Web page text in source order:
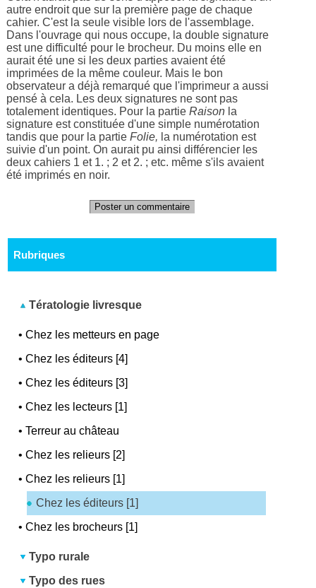
autre endroit que sur la première page de chaque
cahier. C'est la seule visible lors de l'assemblage.
Dans l'ouvrage qui nous occupe, la double signature
est une difficulté pour le brocheur. Du moins elle en
aurait été une si les deux parties avaient été
imprimées de la même couleur. Mais le bon
observateur a déjà remarqué que l'imprimeur a aussi
pensé à cela. Les deux signatures ne sont pas
totalement identiques. Pour la partieRaison la
signature est constituée d'une simple numérotation
tandis que pour la partieFolie, la numérotation est
suivie d'un point. On aurait pu ainsi différencier les
deux cahiers 1 et 1. ; 2 et 2. ; etc. même s'ils avaient
été imprimés en noir.
Poster un commentaire
Rubriques
Tératologie livresque
•Chez les metteurs en page
•Chez les éditeurs [4]
•Chez les éditeurs [3]
•Chez les lecteurs [1]
•Terreur au château
•Chez les relieurs [2]
•Chez les relieurs [1]
Chez les éditeurs [1]
•Chez les brocheurs [1]
Typo rurale
Typo des rues